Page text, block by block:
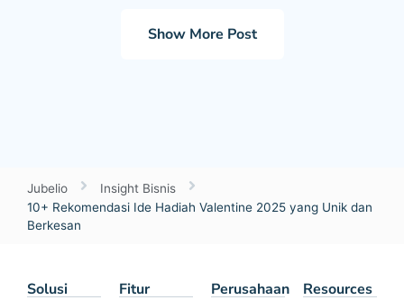
Show More Post
Jubelio
Insight Bisnis
10+ Rekomendasi Ide Hadiah Valentine 2025 yang Unik dan
Berkesan
Solusi Fitur Perusahaan Resources